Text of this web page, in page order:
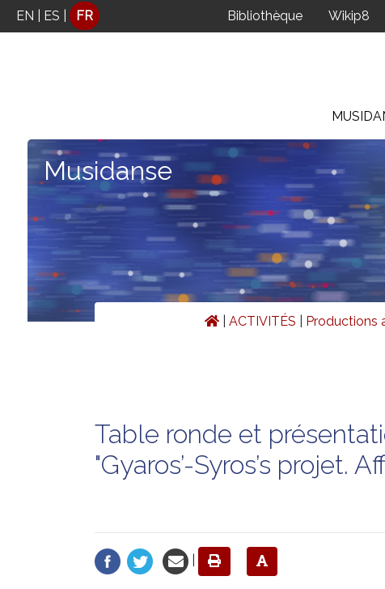
Panneau de gestion des cookies
EN ES | FR Bibliothèque Wikip8
Musidanse
ACTIVITÉS Productions
Table ronde et
"Gyaros’-Syros’s projet.